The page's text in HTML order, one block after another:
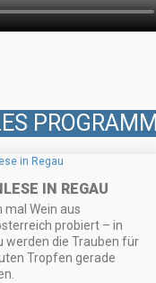
PROGRAMM
IN REGAU
mal Wein aus
probiert – in
werden die Trauben für
Tropfen gerade